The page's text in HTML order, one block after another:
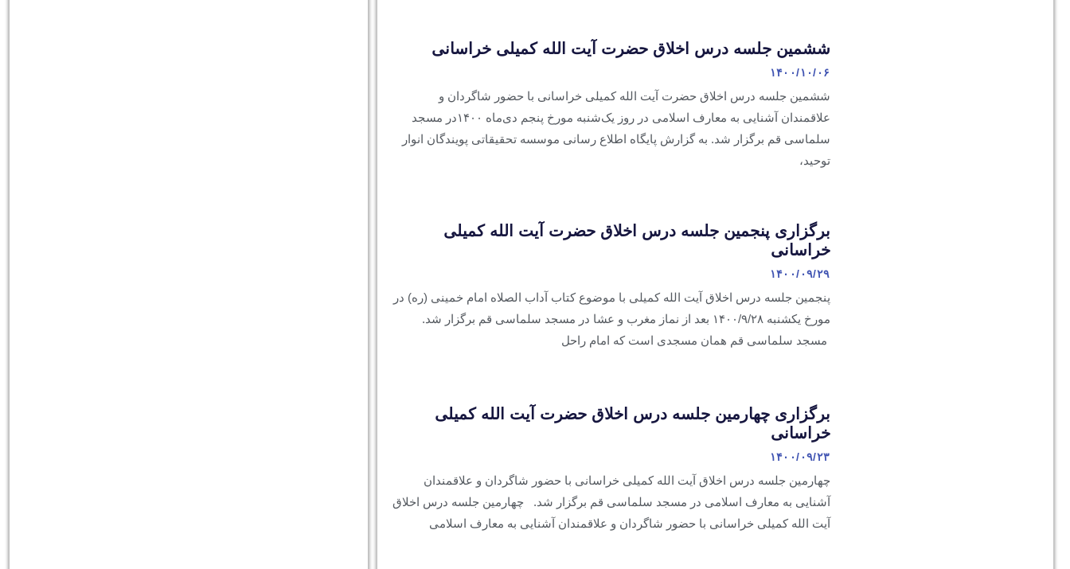
ششمین جلسه درس اخلاق حضرت آیت الله کمیلی خراسانی
۱۴۰۰/۱۰/۰۶
ششمین جلسه درس اخلاق حضرت آیت الله کمیلی خراسانی با حضور شاگردان و
علاقمندان آشنایی به معارف اسلامی در روز یک‌شنبه مورخ پنجم دی‌ماه ۱۴۰۰در مسجد
سلماسی قم برگزار شد. به گزارش پایگاه اطلاع رسانی موسسه تحقیقاتی پویندگان انوار
توحید،
برگزاری پنجمین جلسه درس اخلاق حضرت آیت الله کمیلی
خراسانی
۱۴۰۰/۰۹/۲۹
پنجمین جلسه درس اخلاق آیت الله کمیلی با موضوع کتاب آداب الصلاه امام خمینی (ره) در
مورخ یکشنبه ۱۴۰۰/۹/۲۸ بعد از نماز مغرب و عشا در مسجد سلماسی قم برگزار شد.
مسجد سلماسی قم همان مسجدی است که امام راحل
برگزاری چهارمین جلسه درس اخلاق حضرت آیت الله کمیلی
خراسانی
۱۴۰۰/۰۹/۲۳
چهارمین جلسه درس اخلاق آیت الله کمیلی خراسانی با حضور شاگردان و علاقمندان
آشنایی به معارف اسلامی در مسجد سلماسی قم برگزار شد. چهارمین جلسه درس اخلاق
آیت الله کمیلی خراسانی با حضور شاگردان و علاقمندان آشنایی به معارف اسلامی